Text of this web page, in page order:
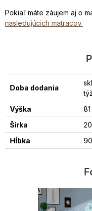
Pokiaľ máte záujem aj o
nasledujúcich matracov.
Doba dodania
Výška
Šírka
Hĺbka